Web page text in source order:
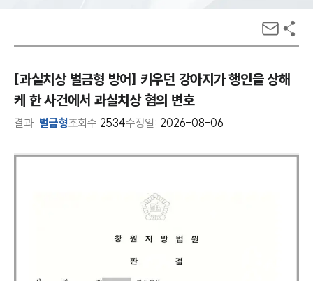
[과실치상 벌금형 방어] 키우던 강아지가 행인을 상해
케 한 사건에서 과실치상 혐의 변호
결과 벌금형조회수 2534수정일: 2026-08-06